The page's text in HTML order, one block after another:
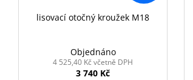
lisovací otočný kroužek M18
Objednáno
4 525,40 Kč včetně DPH
3 740 Kč